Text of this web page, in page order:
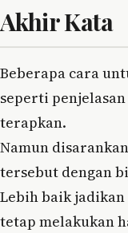
Akhir Kata
Beberapa cara
seperti
terapkan.
Namun
tersebut dengan
Lebih baik
tetap melakukan